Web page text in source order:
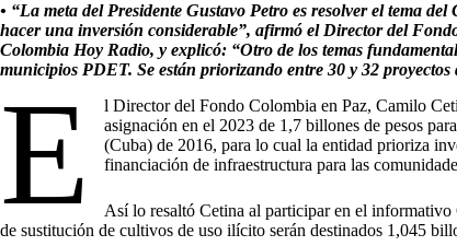
• “La meta del Presidente Gustavo Petro es resolver el tema
hacer una inversión considerable”, afirmó el Director del
Colombia Hoy Radio, y explicó: “Otro de los temas
municipios PDET. Se están priorizando entre 30 y 32
E
l Director del Fondo Colombia en Paz, Camilo
asignación en el 2023 de 1,7 billones de pesos
(Cuba) de 2016, para lo cual la entidad prioriza
financiación de infraestructura para las
Así lo resaltó Cetina al participar en el
de sustitución de cultivos de uso ilícito serán destinados 1,045